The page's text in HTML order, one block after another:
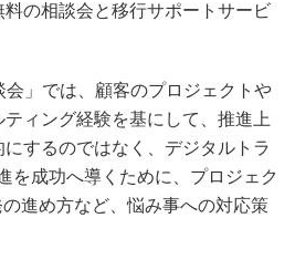
の相談会と移行サポートサービ
」では、顧客のプロジェクトや
ィング経験を基にして、推進上
するのではなく、デジタルトラ
を成功へ導くために、プロジェク
進め方など、悩み事への対応策